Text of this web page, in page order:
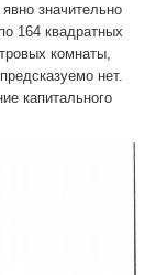
значительно
164 квадратных
комнаты,
нет.
капитального